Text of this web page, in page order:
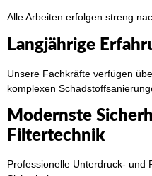
Alle Arbeiten erfolgen streng
Langjährige
Unsere Fachkräfte verfügen
komplexen
Modernste
Filtertechnik
Professionelle Unterdruck- und